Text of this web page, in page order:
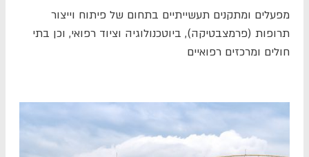
מפעלים ומתקנים תעשייתיים בתחום של פיתוח וייצור
תרופות (פרמצבטיקה), ביוטכנולוגיה וציוד רפואי, וכן בתי
חולים ומרכזים רפואיים